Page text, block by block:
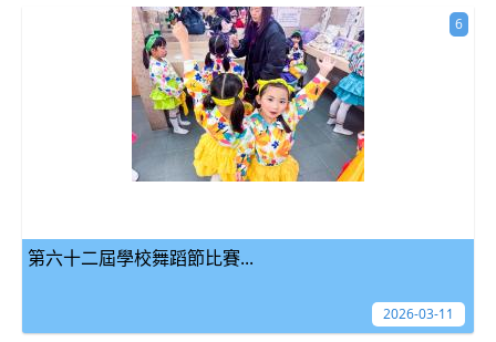
第六十二屆學校舞蹈節比賽...
6
2026-03-11